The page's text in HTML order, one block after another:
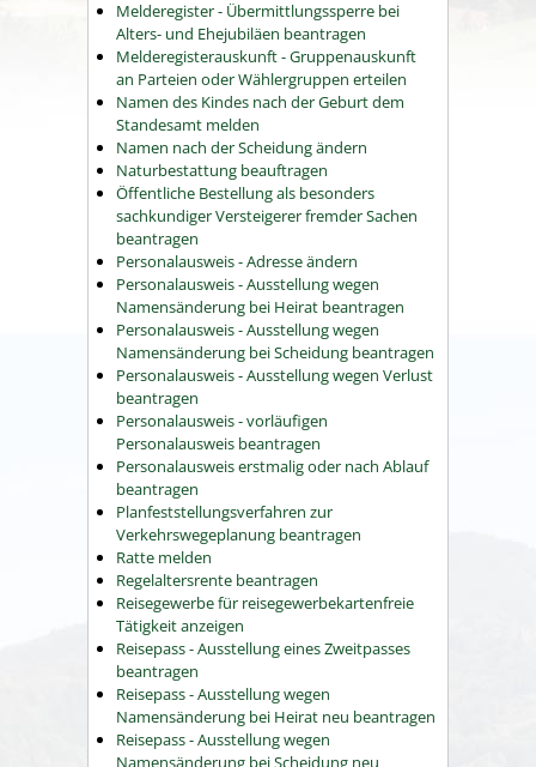
Melderegister - Übermittlungssperre bei
Alters- und Ehejubiläen beantragen
Melderegisterauskunft - Gruppenauskunft
an Parteien oder Wählergruppen erteilen
Namen des Kindes nach der Geburt dem
Standesamt melden
Namen nach der Scheidung ändern
Naturbestattung beauftragen
Öffentliche Bestellung als besonders
sachkundiger Versteigerer fremder Sachen
beantragen
Personalausweis - Adresse ändern
Personalausweis - Ausstellung wegen
Namensänderung bei Heirat beantragen
Personalausweis - Ausstellung wegen
Namensänderung bei Scheidung beantragen
Personalausweis - Ausstellung wegen Verlust
beantragen
Personalausweis - vorläufigen
Personalausweis beantragen
Personalausweis erstmalig oder nach Ablauf
beantragen
Planfeststellungsverfahren zur
Verkehrswegeplanung beantragen
Ratte melden
Regelaltersrente beantragen
Reisegewerbe für reisegewerbekartenfreie
Tätigkeit anzeigen
Reisepass - Ausstellung eines Zweitpasses
beantragen
Reisepass - Ausstellung wegen
Namensänderung bei Heirat neu beantragen
Reisepass - Ausstellung wegen
Namensänderung bei Scheidung neu